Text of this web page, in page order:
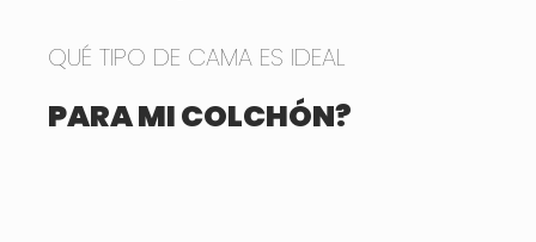
QUÉ TIPO DE CAMA ES IDEAL
PARA MI COLCHÓN?